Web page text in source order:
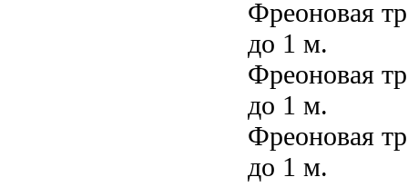
Фреоновая
до 1 м.
Фреоновая
до 1 м.
Фреоновая
до 1 м.